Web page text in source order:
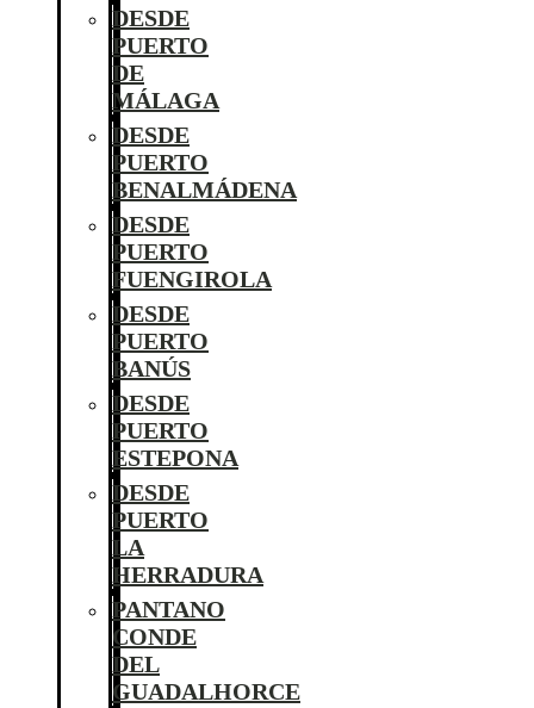
DESDE
PUERTO
DE
MÁLAGA
DESDE
PUERTO
BENALMÁDENA
DESDE
PUERTO
FUENGIROLA
DESDE
PUERTO
BANÚS
DESDE
PUERTO
ESTEPONA
DESDE
PUERTO
LA
HERRADURA
PANTANO
CONDE
DEL
GUADALHORCE